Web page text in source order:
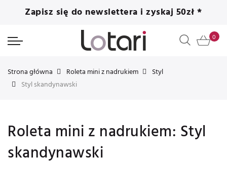
Zapisz się do newslettera i zyskaj 50zł *
Strona główna Roleta mini z nadrukiem
Styl
Styl skandynawski
Roleta mini z nadrukiem: Styl
skandynawski